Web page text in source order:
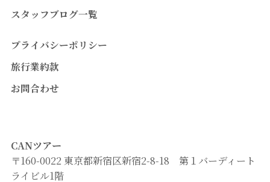
スタッフブログ一覧
プライバシーポリシー
旅行業約款
お問合わせ
CANツアー
〒160-0022 東京都新宿区新宿2-8-18 第１バーディート
ライビル1階